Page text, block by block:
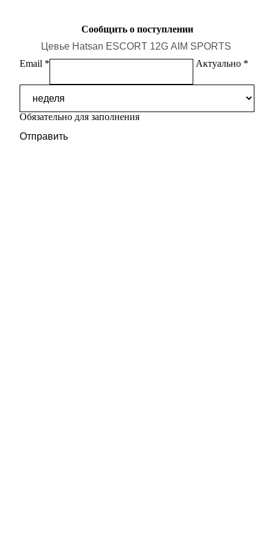
Сообщить о поступлении
Email Актуально
Обязательно для заполнения
Отправить